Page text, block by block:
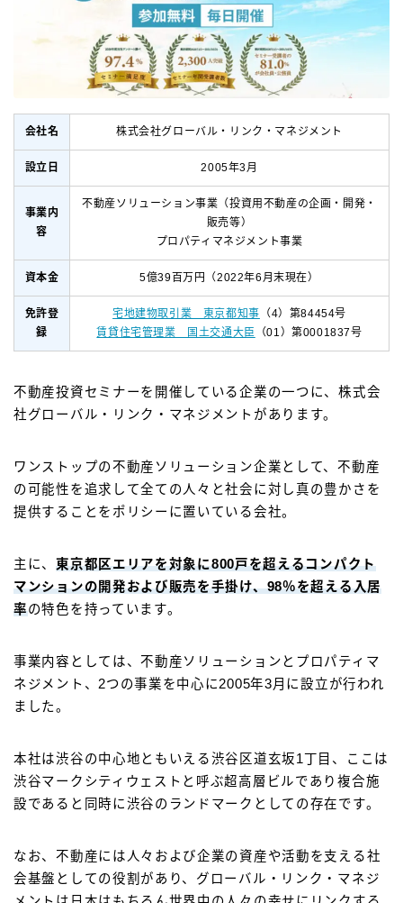
会社名 株式会社グローバル・リンク・マネジメント
設立日 2005年3月
事業内
容
不動産ソリューション事業（投資用不動産の企画・開発・
販売等）
プロパティマネジメント事業
資本金 5億39百万円（2022年6月末現在）
免許登
録
宅地建物取引業 東京都知事 （4）第84454号
賃貸住宅管理業 国土交通大臣 （01）第0001837号
不動産投資セミナーを開催している企業の一つに、株式会
社グローバル・リンク・マネジメントがあります。
ワンストップの不動産ソリューション企業として、不動産
の可能性を追求して全ての人々と社会に対し真の豊かさを
提供することをポリシーに置いている会社。
主に、東京都区エリアを対象に800戸を超えるコンパクト
マンションの開発および販売を手掛け、98％を超える入居
率の特色を持っています。
事業内容としては、不動産ソリューションとプロパティマ
ネジメント、2つの事業を中心に2005年3月に設立が行われ
ました。
本社は渋谷の中心地ともいえる渋谷区道玄坂1丁目、ここは
渋谷マークシティウェストと呼ぶ超高層ビルであり複合施
設であると同時に渋谷のランドマークとしての存在です。
なお、不動産には人々および企業の資産や活動を支える社
会基盤としての役割があり、グローバル・リンク・マネジ